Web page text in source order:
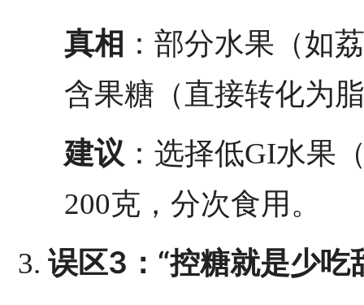
真相 ：部分水果（如
含果糖（直接转化为
建议 ：选择低GI水果
200克，分次食用。
误区3：“控糖就是少吃